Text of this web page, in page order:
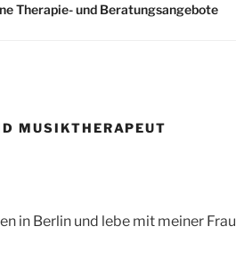
Therapie- und Beratungsangebote
MUSIKTHERAPEUT
in Berlin und lebe mit meiner